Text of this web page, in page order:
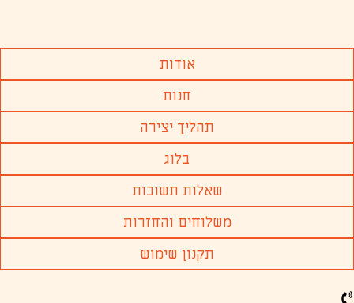
אודות
חנות
תהליך יצירה
בלוג
שאלות תשובות
משלוחים והחזרות
תקנון שימוש